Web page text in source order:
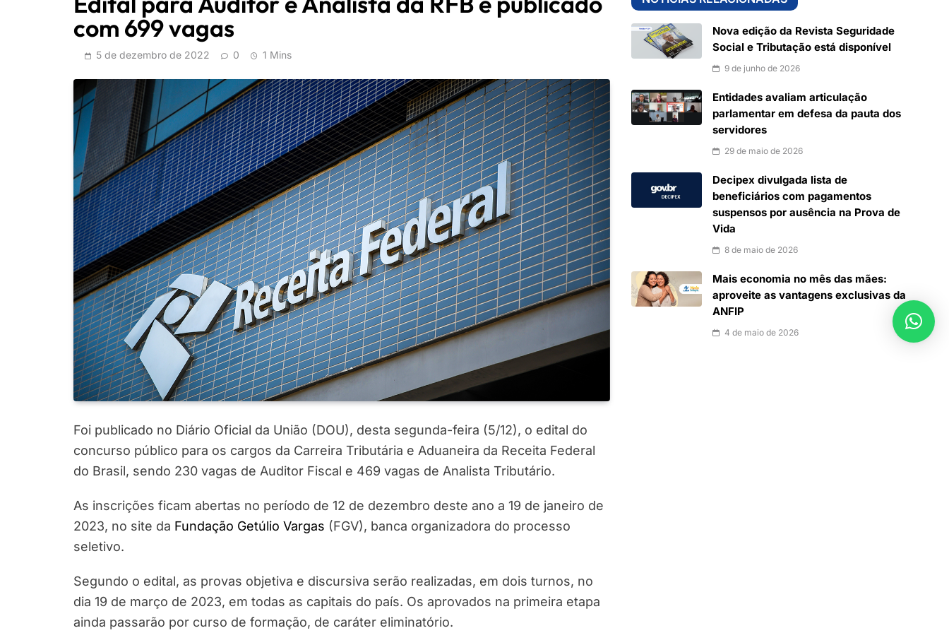
com 699 vagas
5 de dezembro de 2022 0 1 Mins
Foi publicado no Diário Oficial da União (DOU), desta segunda-feira (5/12), o edital do
concurso público para os cargos da Carreira Tributária e Aduaneira da Receita Federal
do Brasil, sendo 230 vagas de Auditor Fiscal e 469 vagas de Analista Tributário.
As inscrições ficam abertas no período de 12 de dezembro deste ano a 19 de janeiro de
2023, no site da Fundação Getúlio Vargas (FGV), banca organizadora do processo
seletivo.
Segundo o edital, as provas objetiva e discursiva serão realizadas, em dois turnos, no
dia 19 de março de 2023, em todas as capitais do país. Os aprovados na primeira etapa
ainda passarão por curso de formação, de caráter eliminatório.
Nova edição da Revista Seguridade
Social e Tributação está disponível
9 de junho de 2026
Entidades avaliam articulação
parlamentar em defesa da pauta dos
servidores
29 de maio de 2026
Decipex divulgada lista de
beneficiários com pagamentos
suspensos por ausência na Prova de
Vida
8 de maio de 2026
Mais economia no mês das mães:
aproveite as vantagens exclusivas da
ANFIP
4 de maio de 2026